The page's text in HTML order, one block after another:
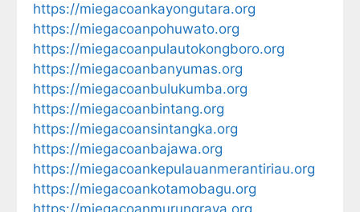
https://miegacoankayongutara.org
https://miegacoanpohuwato.org
https://miegacoanpulautokongboro.org
https://miegacoanbanyumas.org
https://miegacoanbulukumba.org
https://miegacoanbintang.org
https://miegacoansintangka.org
https://miegacoanbajawa.org
https://miegacoankepulauanmerantiriau.org
https://miegacoankotamobagu.org
https://miegacoanmurungraya.org